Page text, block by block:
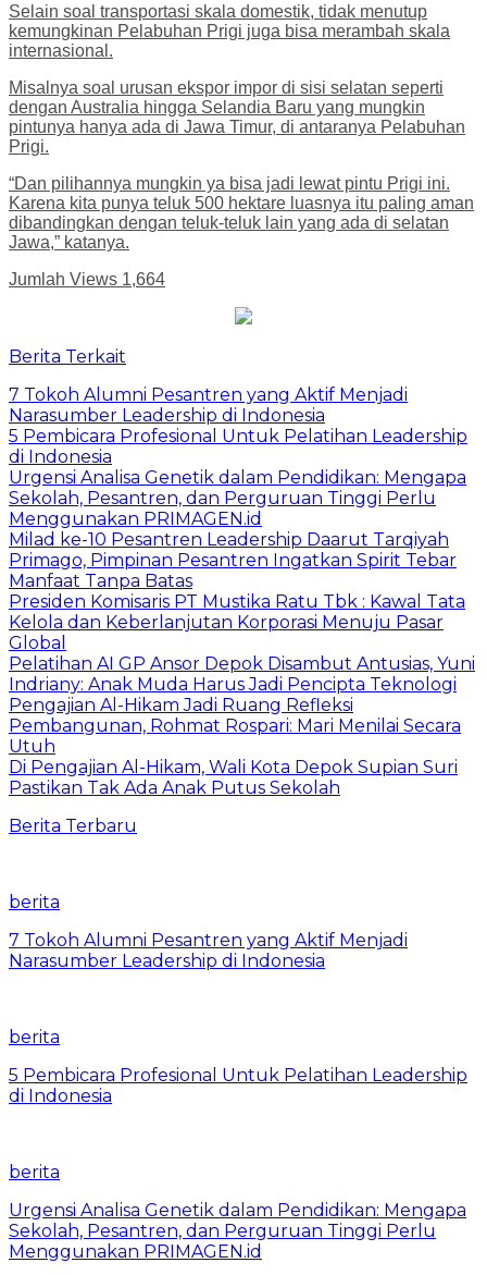
Selain soal transportasi skala domestik, tidak menutup
kemungkinan Pelabuhan Prigi juga bisa merambah skala
internasional.
Misalnya soal urusan ekspor impor di sisi selatan seperti
dengan Australia hingga Selandia Baru yang mungkin
pintunya hanya ada di Jawa Timur, di antaranya Pelabuhan
Prigi.
“Dan pilihannya mungkin ya bisa jadi lewat pintu Prigi ini.
Karena kita punya teluk 500 hektare luasnya itu paling aman
dibandingkan dengan teluk-teluk lain yang ada di selatan
Jawa,” katanya.
Jumlah Views 1,664
Berita Terkait
7 Tokoh Alumni Pesantren yang Aktif Menjadi
Narasumber Leadership di Indonesia
5 Pembicara Profesional Untuk Pelatihan Leadership
di Indonesia
Urgensi Analisa Genetik dalam Pendidikan: Mengapa
Sekolah, Pesantren, dan Perguruan Tinggi Perlu
Menggunakan PRIMAGEN.id
Milad ke-10 Pesantren Leadership Daarut Tarqiyah
Primago, Pimpinan Pesantren Ingatkan Spirit Tebar
Manfaat Tanpa Batas
Presiden Komisaris PT Mustika Ratu Tbk : Kawal Tata
Kelola dan Keberlanjutan Korporasi Menuju Pasar
Global
Pelatihan AI GP Ansor Depok Disambut Antusias, Yuni
Indriany: Anak Muda Harus Jadi Pencipta Teknologi
Pengajian Al-Hikam Jadi Ruang Refleksi
Pembangunan, Rohmat Rospari: Mari Menilai Secara
Utuh
Di Pengajian Al-Hikam, Wali Kota Depok Supian Suri
Pastikan Tak Ada Anak Putus Sekolah
Berita Terbaru
berita
7 Tokoh Alumni Pesantren yang Aktif Menjadi
Narasumber Leadership di Indonesia
berita
5 Pembicara Profesional Untuk Pelatihan Leadership
di Indonesia
berita
Urgensi Analisa Genetik dalam Pendidikan: Mengapa
Sekolah, Pesantren, dan Perguruan Tinggi Perlu
Menggunakan PRIMAGEN.id